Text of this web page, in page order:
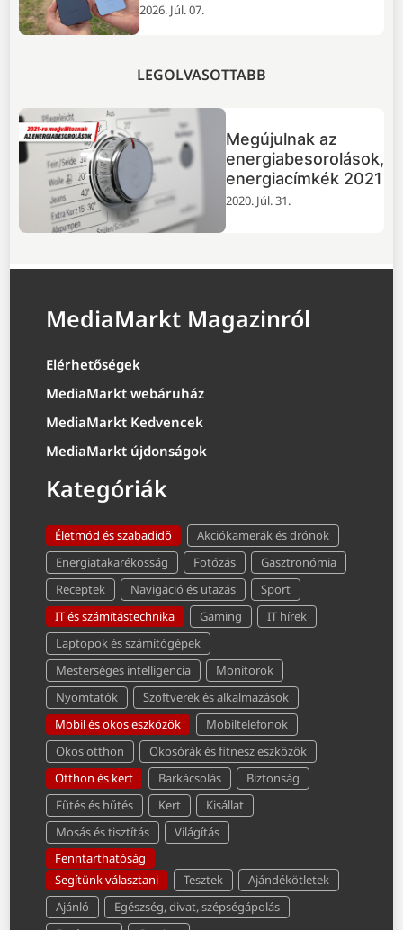
LEGOLVASOTTABB
Megújulnak az
energiabesorolások,
energiacímkék 2021
2020. Júl. 31.
MediaMarkt Magazinról
Elérhetőségek
MediaMarkt webáruház
MediaMarkt Kedvencek
MediaMarkt újdonságok
Kategóriák
Életmód és szabadidő
Akciókamerák és drónok
Energiatakarékosság
Fotózás
Gasztronómia
Receptek
Navigáció és utazás
Sport
IT és számítástechnika
Gaming
IT hírek
Laptopok és számítógépek
Mesterséges intelligencia
Monitorok
Nyomtatók
Szoftverek és alkalmazások
Mobil és okos eszközök
Mobiltelefonok
Okos otthon
Okosórák és fitnesz eszközök
Otthon és kert
Barkácsolás
Biztonság
Fűtés és hűtés
Kert
Kisállat
Mosás és tisztítás
Világítás
Fenntarthatóság
Segítünk választani
Tesztek
Ajándékötletek
Ajánló
Egészség, divat, szépségápolás